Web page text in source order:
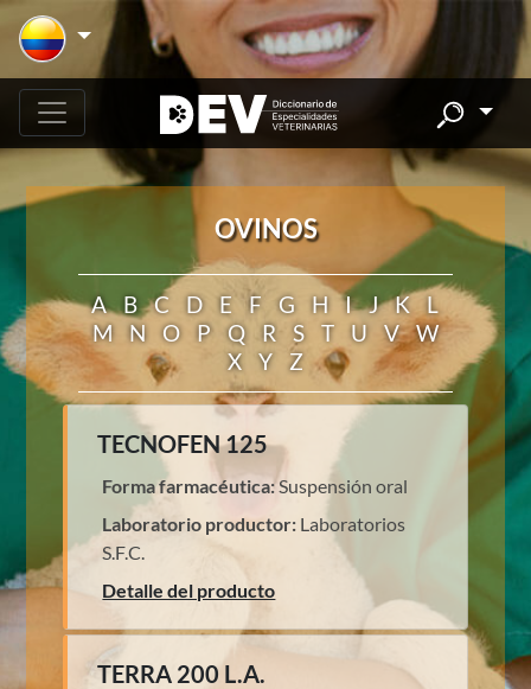
OVINOS
A B C D E F G H I J K
L
M
N O P Q R S T U V
W
X
Y Z
TECNOFEN 125
Forma farmacéutica:Suspensión oral
Laboratorio productor: Laboratorios
S.F.C.
Detalle del producto
TERRA 200 L.A.